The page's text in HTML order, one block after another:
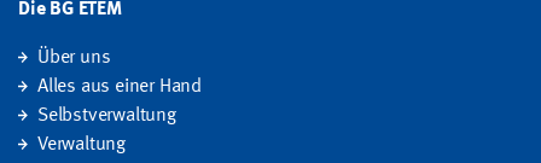
Die BG ETEM
Über uns
Alles aus einer Hand
Selbstverwaltung
Verwaltung